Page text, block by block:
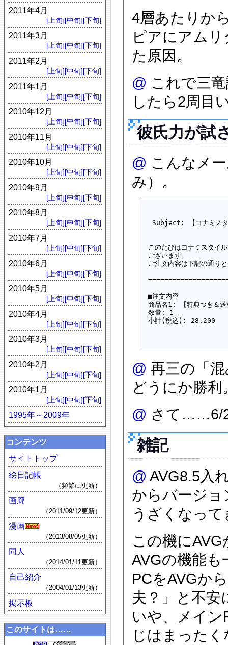
4層あたりか
ピアにアム
た原因。
@ これで三
したら2周目
彼氏力が試
@ こんなメ
み）。
Subject: 【コナミスタ
このたびはコナミスタイ
ございます。
ご注文内容は下記の通り
■注文内容
商品名1: 【特典つき＆送
数量: 1
@ 再三の「
どうにか勝
@ さて……6/
雑記
@ AVG8.5入
からバージ
うざくなっ
この機に
AVGの機能
PCをAVGか
夫？」と不
いや、メイ
じはまった
2011年4月
[上旬][中旬][下旬]
2011年3月
[上旬][中旬][下旬]
2011年2月
[上旬][中旬][下旬]
2011年1月
[上旬][中旬][下旬]
2010年12月
[上旬][中旬][下旬]
2010年11月
[上旬][中旬][下旬]
2010年10月
[上旬][中旬][下旬]
2010年9月
[上旬][中旬][下旬]
2010年8月
[上旬][中旬][下旬]
2010年7月
[上旬][中旬][下旬]
2010年6月
[上旬][中旬][下旬]
2010年5月
[上旬][中旬][下旬]
2010年4月
[上旬][中旬][下旬]
2010年3月
[上旬][中旬][下旬]
2010年2月
[上旬][中旬][下旬]
2010年1月
[上旬][中旬][下旬]
1995年～2009年
コンテンツ
サイトトップ
絵日記帳
（頻繁に更新）
画廊
（2011/09/12更新）
漫画
（2013/08/05更新）
同人
（2014/01/11更新）
自己紹介
（2004/01/13更新）
掲示板
このサイトは……